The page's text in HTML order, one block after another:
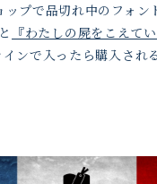
プで品切れ中のフォン
と 『わたしの屍をこえてい
ンで入ったら購入され